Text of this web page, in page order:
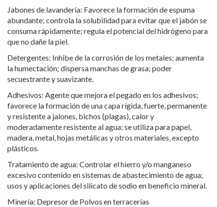
Jabones de lavandería: Favorece la formación de espuma
abundante; controla la solubilidad para evitar que el jabón se
consuma rápidamente; regula el potencial del hidrógeno para
que no dañe la piel.
Detergentes: Inhibe de la corrosión de los metales; aumenta
la humectación; dispersa manchas de grasa; poder
secuestrante y suavizante.
Adhesivos: Agente que mejora el pegado en los adhesivos;
favorece la formación de una capa rígida, fuerte, permanente
y resistente a jalones, bichos (plagas), calor y
moderadamente resistente al agua; se utiliza para papel,
madera, metal, hojas metálicas y otros materiales, excepto
plásticos.
Tratamiento de agua: Controlar el hierro y/o manganeso
excesivo contenido en sistemas de abastecimiento de agua;
usos y aplicaciones del silicato de sodio en beneficio mineral.
Minería: Depresor de Polvos en terracerías